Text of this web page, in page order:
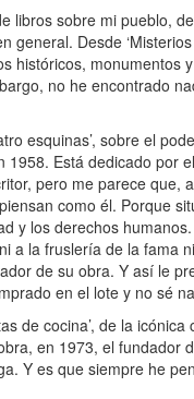
libros sobre mi pueblo,
Desde
monumentos
no he encontrado
esquinas’, sobre el
1958. Está dedicado por
pero me parece que,
como él. Porque
y los derechos
a la fruslería de la fama
de su obra. Y así le
en el lote y no sé
de cocina’, de la
en 1973, el fundador
Y es que siempre he